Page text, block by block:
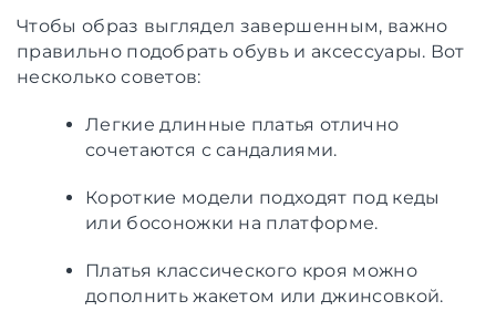
Чтобы образ выглядел завершенным, важно
правильно подобрать обувь и аксессуары. Вот
несколько советов:
Легкие длинные платья отлично
сочетаются с сандалиями.
Короткие модели подходят под кеды
или босоножки на платформе.
Платья классического кроя можно
дополнить жакетом или джинсовкой.